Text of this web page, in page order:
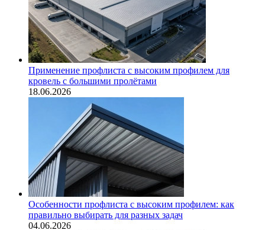
Применение профлиста с высоким профилем для
кровель с большими пролётами
18.06.2026
Особенности профлиста с высоким профилем: как
правильно выбирать для разных задач
04.06.2026